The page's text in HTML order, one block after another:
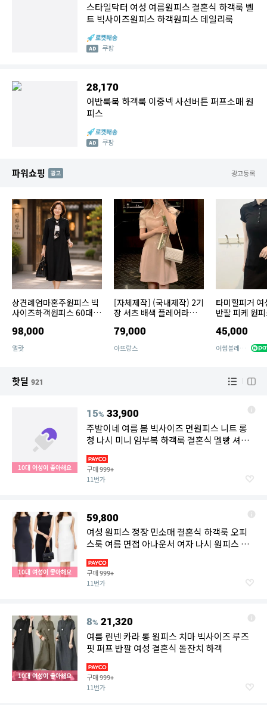
스타일닥터 여성 여름원피스 결혼식 하객룩 벨
트 빅사이즈원피스 하객원피스 데일리룩
쿠팡
28,170
어반룩북 하객룩 이중넥 사선버튼 퍼프소매 원
피스
쿠팡
파워쇼핑 AD 광고등록
상견례엄마혼주원피스 빅
사이즈하객원피스 60대부
옷 9월하객룩 결혼식복장
98,000
앨랏
[자체제작] (국내제작) 2기
장 셔츠 배색 플레어라인
79,000
아뜨랑스
타미힐피거 여
반팔 피케 원
45,000
어썸블레어 컴퍼니
핫딜 921
10대 여성이 좋아해요
15% 33,900
주발이네 여름 봄 빅사이즈 면원피스 니트 롱
청 나시 미니 임부복 하객룩 결혼식 멜빵 셔츠
구매999+
11번가
10대 여성이 좋아해요
59,800
여성 원피스 정장 민소매 결혼식 하객룩 오피
스룩 여름 면접 아나운서 여자 나시 원피스 빅
구매999+
11번가
10대 여성이 좋아해요
8% 21,320
여름 린넨 카라 롱 원피스 치마 빅사이즈 루즈
핏 퍼프 반팔 여성 결혼식 돌잔치 하객
구매999+
11번가